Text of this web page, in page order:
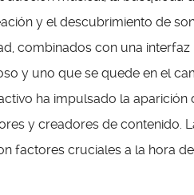
y el descubrimiento de
combinados con una
y uno que se quede en el
ha impulsado la
y creadores de contenido.
factores cruciales a la hora